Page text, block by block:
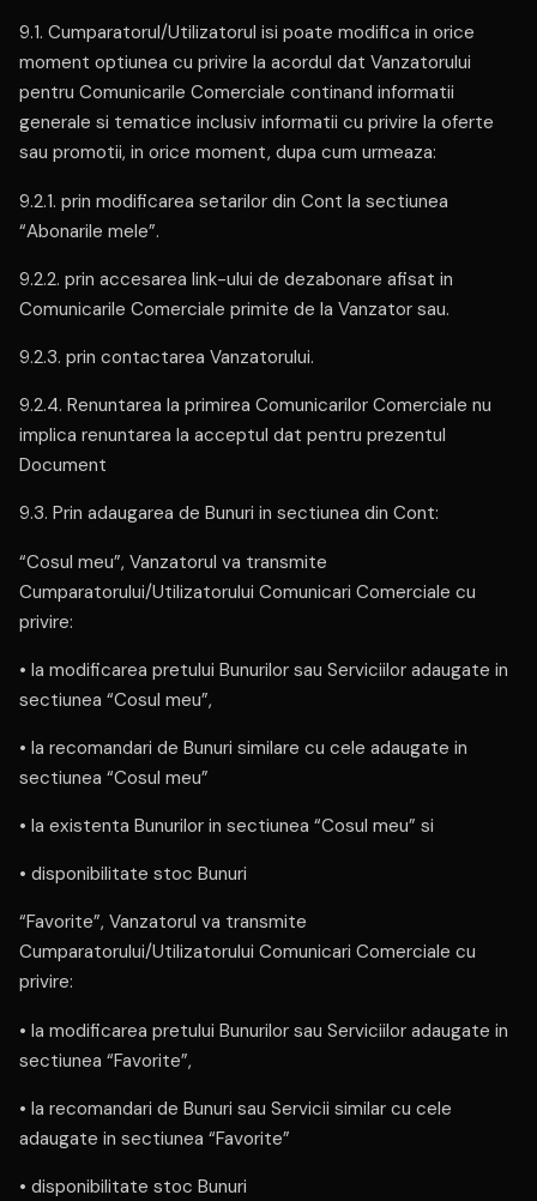
9.1. Cumparatorul/Utilizatorul isi poate modifica in orice
moment optiunea cu privire la acordul dat Vanzatorului
pentru Comunicarile Comerciale continand informatii
generale si tematice inclusiv informatii cu privire la oferte
sau promotii, in orice moment, dupa cum urmeaza:
9.2.1. prin modificarea setarilor din Cont la sectiunea
“Abonarile mele”.
9.2.2. prin accesarea link-ului de dezabonare afisat in
Comunicarile Comerciale primite de la Vanzator sau.
9.2.3. prin contactarea Vanzatorului.
9.2.4. Renuntarea la primirea Comunicarilor Comerciale nu
implica renuntarea la acceptul dat pentru prezentul
Document
9.3. Prin adaugarea de Bunuri in sectiunea din Cont:
“Cosul meu”, Vanzatorul va transmite
Cumparatorului/Utilizatorului Comunicari Comerciale cu
privire:
• la modificarea pretului Bunurilor sau Serviciilor adaugate in
sectiunea “Cosul meu”,
• la recomandari de Bunuri similare cu cele adaugate in
sectiunea “Cosul meu”
• la existenta Bunurilor in sectiunea “Cosul meu” si
• disponibilitate stoc Bunuri
“Favorite”, Vanzatorul va transmite
Cumparatorului/Utilizatorului Comunicari Comerciale cu
privire:
• la modificarea pretului Bunurilor sau Serviciilor adaugate in
sectiunea “Favorite”,
• la recomandari de Bunuri sau Servicii similar cu cele
adaugate in sectiunea “Favorite”
• disponibilitate stoc Bunuri